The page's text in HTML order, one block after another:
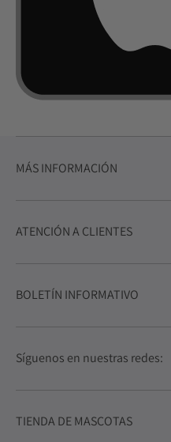
MÁS INFORMACIÓN
ATENCIÓN A CLIENTES
BOLETÍN INFORMATIVO
Síguenos en nuestras redes:
TIENDA DE MASCOTAS